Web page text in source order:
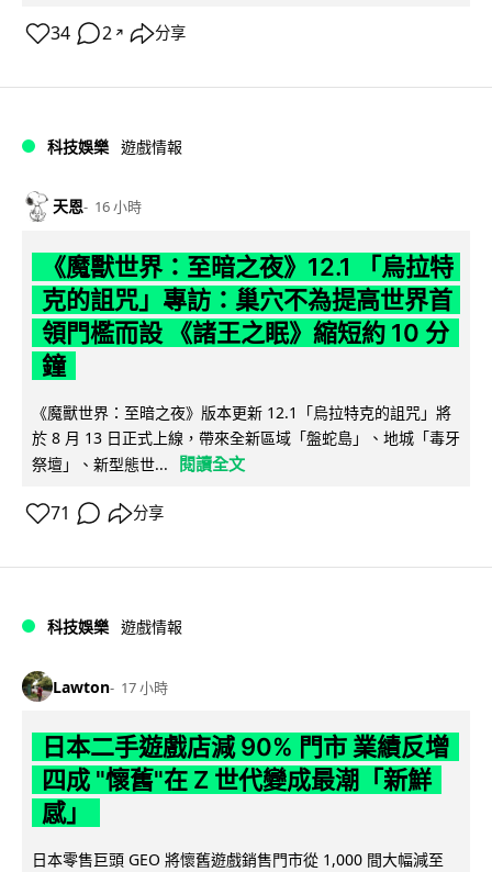
34 2 ↗ 分享
科技娛樂 遊戲情報
天恩 16 小時
《魔獸世界：至暗之夜》12.1 「烏拉特
克的詛咒」專訪：巢穴不為提高世界首
領門檻而設 《諸王之眠》縮短約 10 分
鐘
《魔獸世界：至暗之夜》版本更新 12.1「烏拉特克的詛咒」將
於 8 月 13 日正式上線，帶來全新區域「盤蛇島」、地城「毒牙
祭壇」、新型態世...
閱讀全文
71 分享
科技娛樂 遊戲情報
Lawton 17 小時
日本二手遊戲店減 90% 門市 業績反增
四成 "懷舊"在 Z 世代變成最潮「新鮮
感」
日本零售巨頭 GEO 將懷舊遊戲銷售門市從 1,000 間大幅減至